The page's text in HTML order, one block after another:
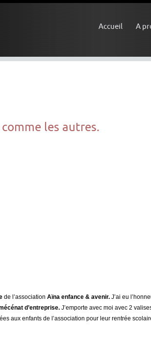
Accueil A
les autres.
de l’association Aïna enfance & avenir. J’ai eu
d’entreprise. J’emporte avec moi avec 2
aux enfants de l’association pour leur rentrée